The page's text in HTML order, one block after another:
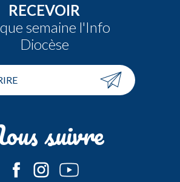
RECEVOIR
semaine l'Info
Diocèse
suivre